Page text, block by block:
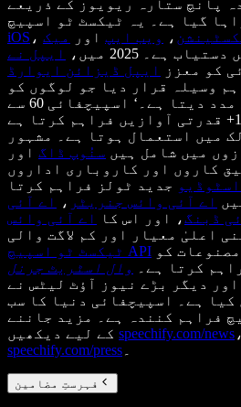
سے زیادہ پانچ ستارہ ریویوز کے ذریعے
گیا ہے۔ یہ ٹیکسٹ ٹو اسپیچ
iOS ، ، ویب ایپ اور
میک
ہے۔ 2025 میں،
ایپل نے
کو معزز
ایپل ڈیزائن ایوارڈ
وسیلہ قرار دیا جو لوگوں کو
اپنی زندگی جینے میں مدد دیتا ہے۔‘ اسپیچفائی 60 سے
زائد زبانوں میں 1,000+ قدرتی آوازیں فراہم کرتا ہے
بھگ 200 ممالک میں استعمال ہوتا ہے۔ مشہور
میں شامل ہیں سنُوپ ڈاگ اور
کاروں اور کاروباری اداروں
جدید ٹولز فراہم کرتا
اے آئی وائس جنریٹر ،
اے آئی
ڈبنگ، اور اس کا
اے آئی وائس
اعلیٰ معیار اور کم لاگت والی
ٹیکسٹ ٹو اسپیچ API
کرتا ہے۔
وال اسٹریٹ جرنل
اور دیگر بڑے نیوز آؤٹ لیٹس نے
کیا ہے۔ اسپیچفائی دنیا کا سب
فراہم کنندہ ہے۔ مزید جاننے
speechify.com/news ،
speechify.com/press
فہرستِ مضامین